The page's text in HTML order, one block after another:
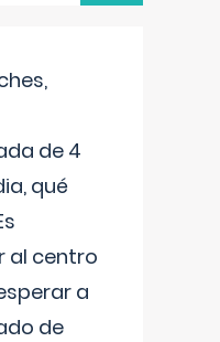
de 4
qué
al centro
a
de